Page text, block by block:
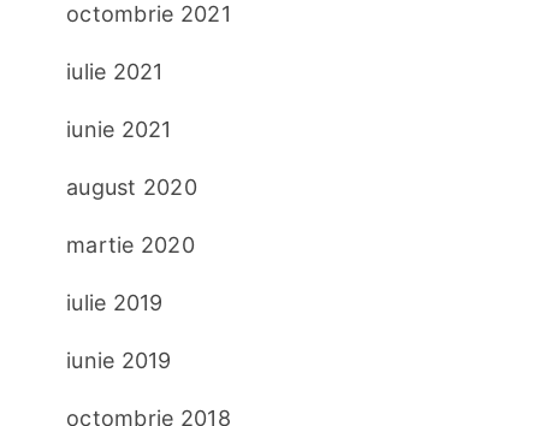
octombrie 2021
iulie 2021
iunie 2021
august 2020
martie 2020
iulie 2019
iunie 2019
octombrie 2018